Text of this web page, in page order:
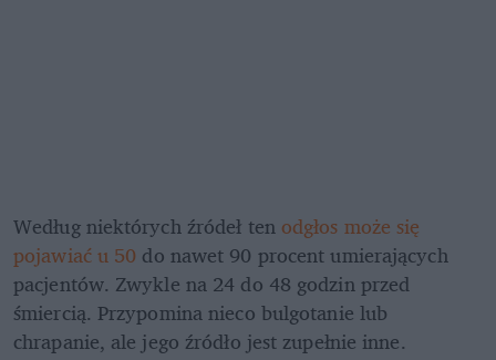
Według niektórych źródeł ten odgłos może się
pojawiać u 50 do nawet 90 procent umierających
pacjentów. Zwykle na 24 do 48 godzin przed
śmiercią. Przypomina nieco bulgotanie lub
chrapanie, ale jego źródło jest zupełnie inne.